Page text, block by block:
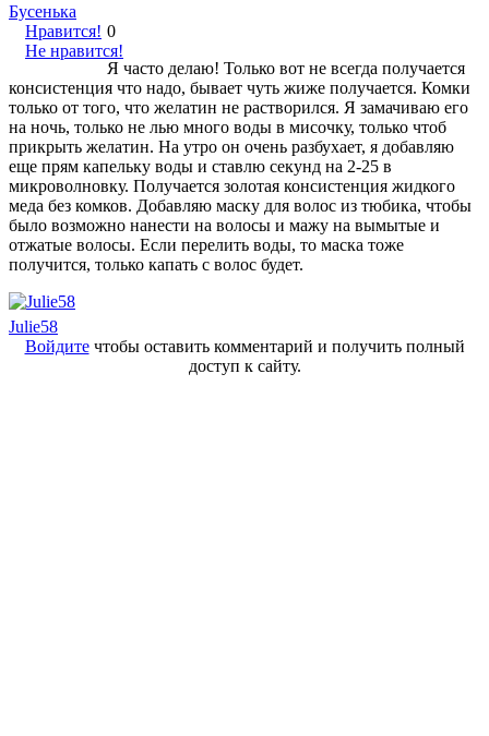
Бусенька
Нравится!
Не нравится!
0
Я часто делаю! Только вот не всегда получается
консистенция что надо, бывает чуть жиже получается. Комки
только от того, что желатин не растворился. Я замачиваю его
на ночь, только не лью много воды в мисочку, только чтоб
прикрыть желатин. На утро он очень разбухает, я добавляю
еще прям капельку воды и ставлю секунд на 2-25 в
микроволновку. Получается золотая консистенция жидкого
меда без комков. Добавляю маску для волос из тюбика, чтобы
было возможно нанести на волосы и мажу на вымытые и
отжатые волосы. Если перелить воды, то маска тоже
получится, только капать с волос будет.
Julie58
Войдитечтобы оставить комментарий и получить полный
доступ к сайту.